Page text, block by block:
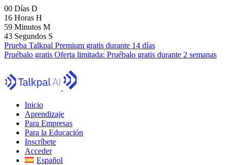
00 Días D
16 Horas H
59 Minutos M
41 Segundos S
Prueba Talkpal Premium gratis durante 14 días
Pruébalo gratis Oferta limitada: Pruébalo gratis durante 2 semanas
Inicio
Aprendizaje
Para Empresas
Para la Educación
Inscríbete
Acceder
Español